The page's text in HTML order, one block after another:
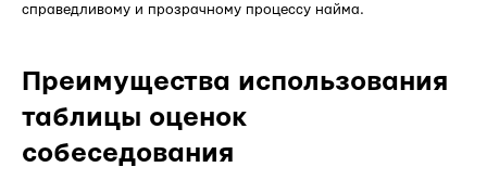
справедливому и прозрачному процессу найма.
Преимущества использования
таблицы оценок
собеседования